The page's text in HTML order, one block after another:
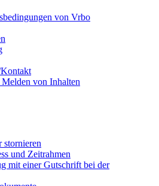
von Vrbo
von Inhalten
stornieren
und Zeitrahmen
mit einer Gutschrift bei der